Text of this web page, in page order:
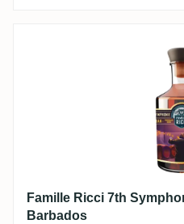
Famille Ricci 7th
Famille Ricci 7th
Barbados